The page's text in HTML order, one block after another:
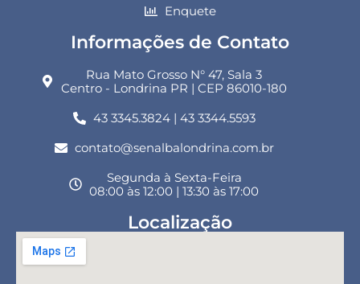
Enquete
Informações de Contato
Rua Mato Grosso N° 47, Sala 3
Centro - Londrina PR | CEP 86010-180
43 3345.3824 | 43 3344.5593
contato@senalbalondrina.com.br
Segunda à Sexta-Feira
08:00 às 12:00 | 13:30 às 17:00
Localização